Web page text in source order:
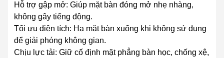
Hỗ trợ gập mở: Giúp mặt bàn đóng mở nhẹ nhàng,
không gây tiếng động.
Tối ưu diện tích: Hạ mặt bàn xuống khi không sử dụng
để giải phóng không gian.
Chịu lực tải: Giữ cố định mặt phẳng bàn học, chống xệ,